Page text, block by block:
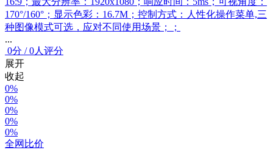
170°/160°；显示色彩：16.7M；控制方式：人性化操作菜单,三
种图像模式可选，应对不同使用场景；；
...
0分 /0人评分
展开
收起
0%
0%
0%
0%
0%
全网比价